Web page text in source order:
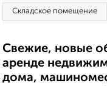
Складское помещение
Свежие, новые
аренде
дома,